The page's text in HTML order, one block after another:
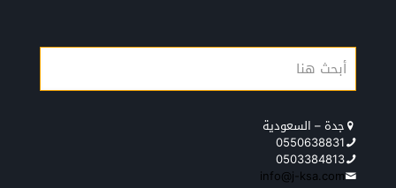
جدة – السعودية
0550638831
0503384813
info@j-ksa.com